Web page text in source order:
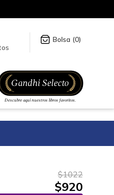
tienda en línea.
0
$1022
$920